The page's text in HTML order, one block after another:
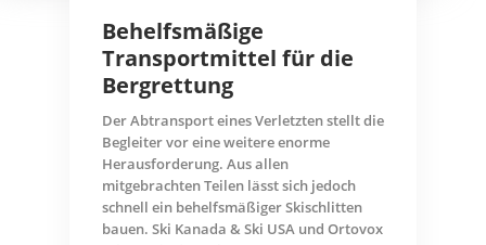
Behelfsmäßige
Transportmittel für die
Bergrettung
Der Abtransport eines Verletzten stellt die
Begleiter vor eine weitere enorme
Herausforderung. Aus allen
mitgebrachten Teilen lässt sich jedoch
schnell ein behelfsmäßiger Skischlitten
bauen. Ski Kanada & Ski USA und Ortovox